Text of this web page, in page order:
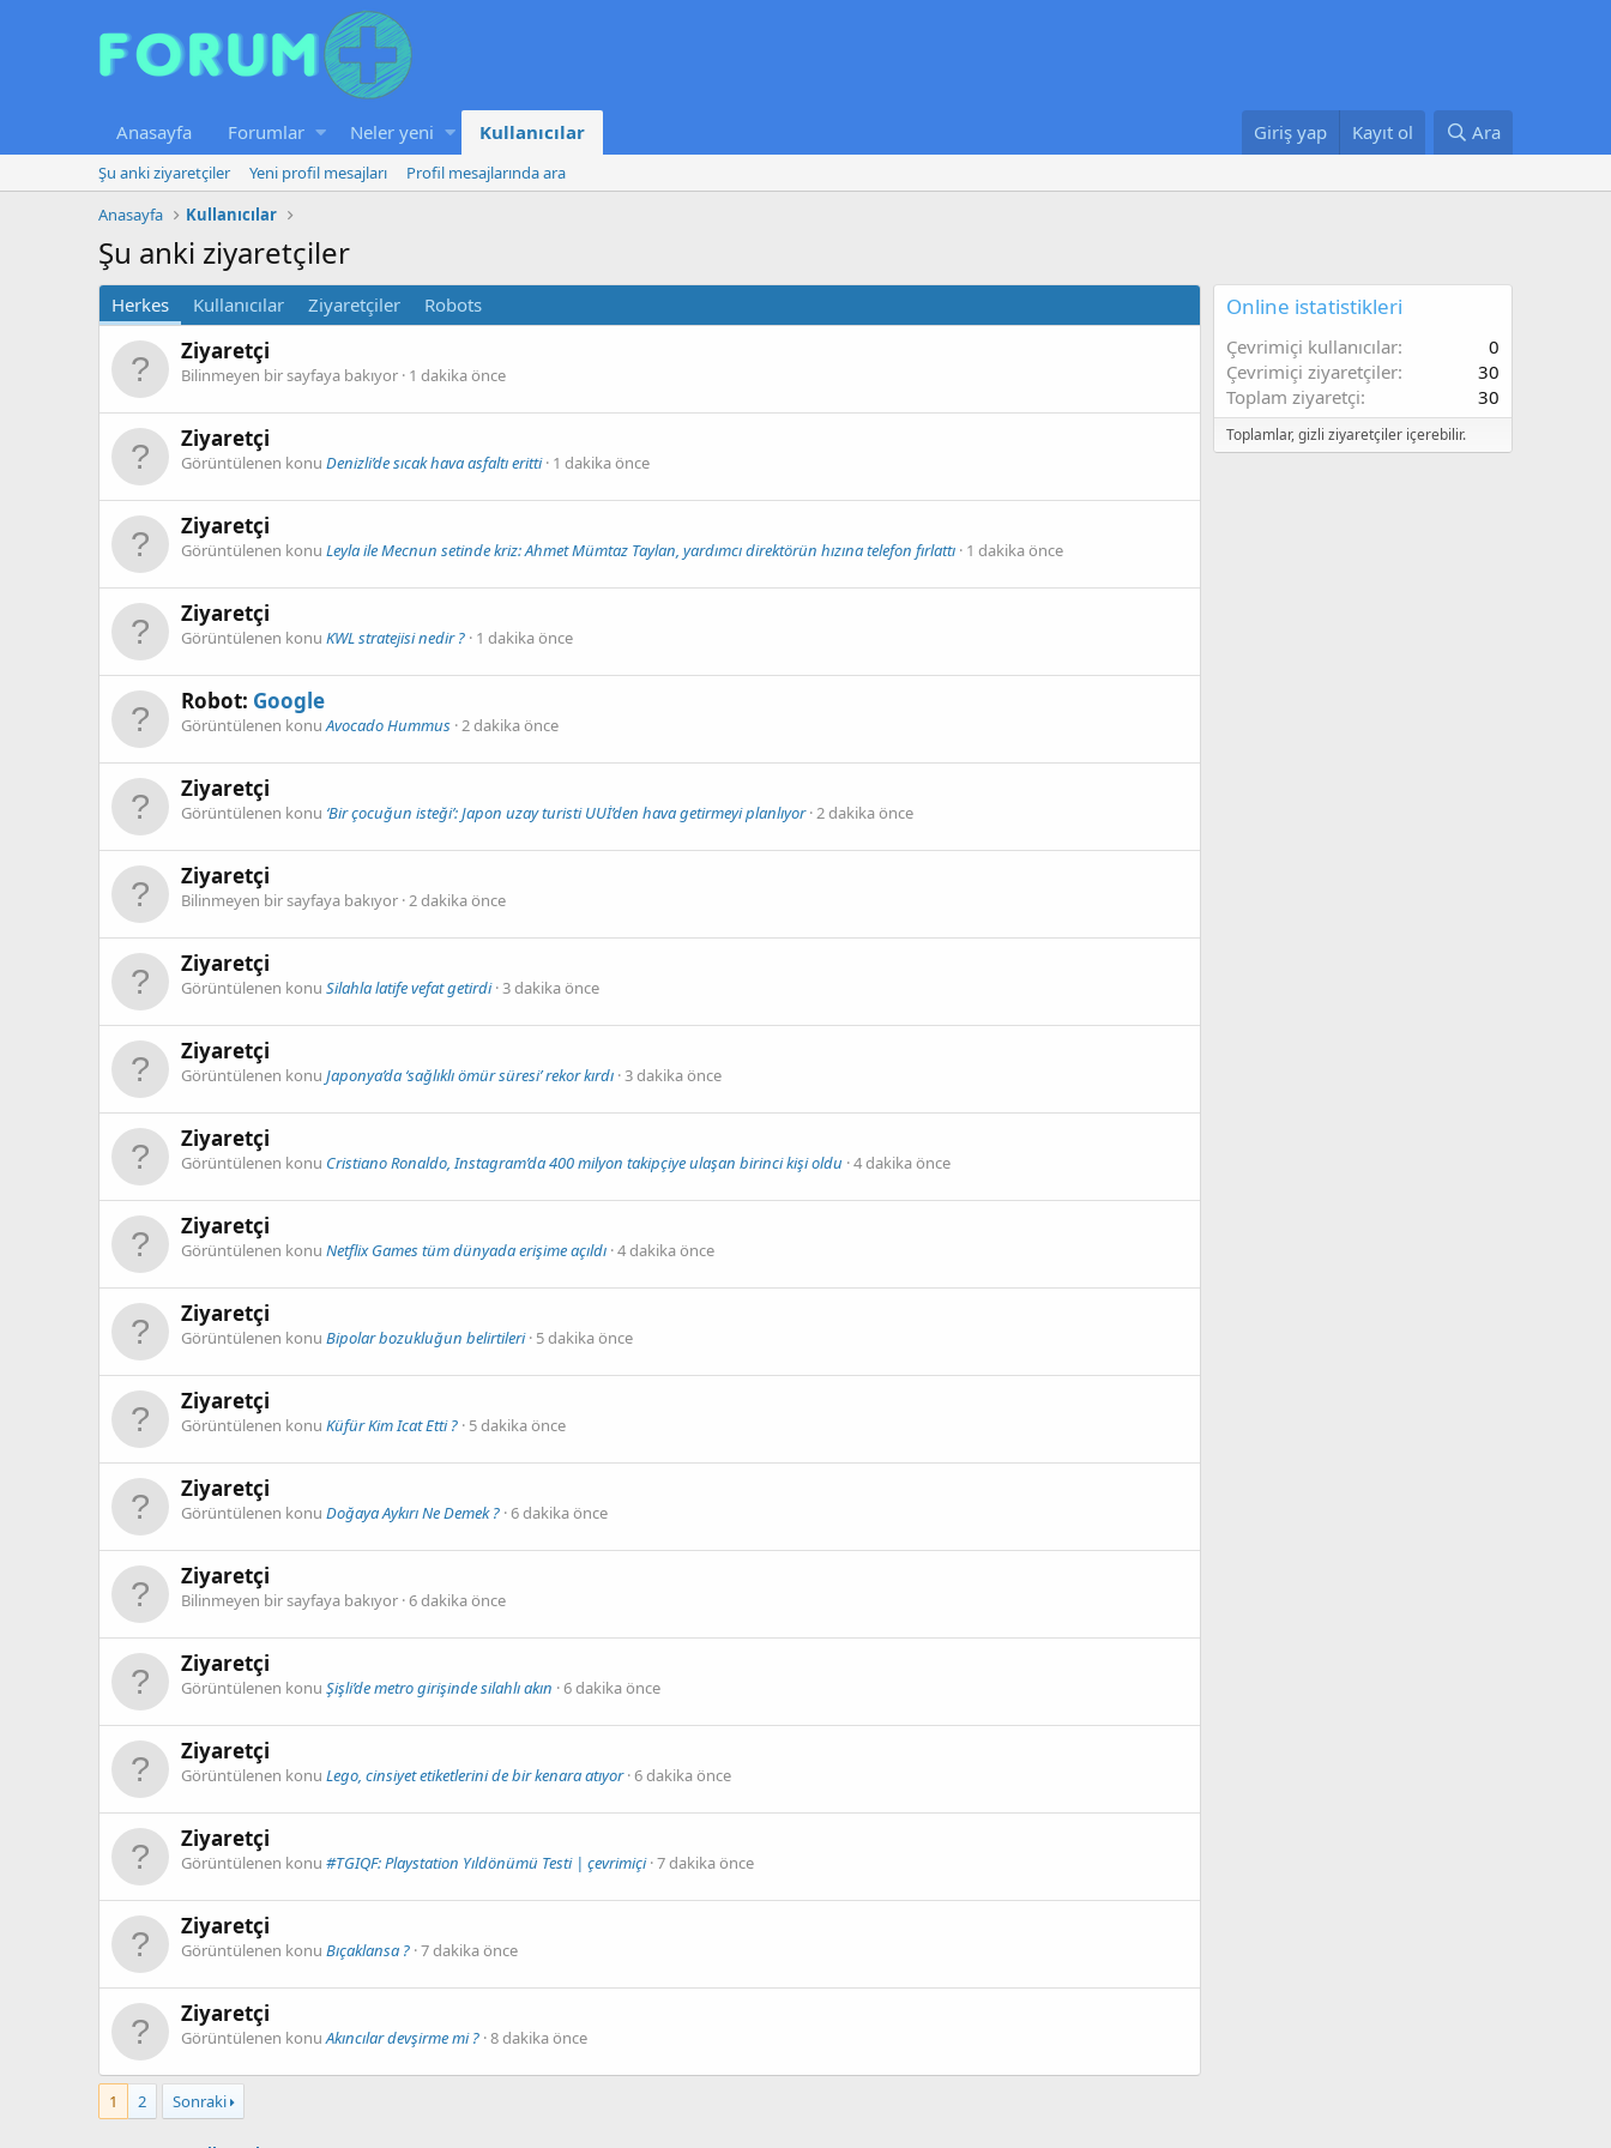
Anasayfa Forumlar Neler yeni Kullanıcılar Giriş yap Kayıt ol Ara
Şu anki ziyaretçiler Yeni profil mesajları
Profil mesajlarında ara
Anasayfa
Kullanıcılar
Şu anki ziyaretçiler
Herkes Kullanıcılar Ziyaretçiler Robots
Ziyaretçi
Bilinmeyen bir sayfaya bakıyor 1 dakika önce
Ziyaretçi
Görüntülenen konu Denizli’de sıcak hava asfaltı eritti 1 dakika önce
Ziyaretçi
Görüntülenen konu Leyla ile Mecnun setinde kriz: Ahmet Mümtaz Taylan, yardımcı direktörün hızına telefon fırlattı 1 dakika önce
Ziyaretçi
Görüntülenen konu KWL stratejisi nedir ? 1 dakika önce
Robot: Google
Görüntülenen konuAvocado Hummus 2 dakika önce
Ziyaretçi
Görüntülenen konu ‘Bir çocuğun isteği’: Japon uzay turisti UUİ’den hava getirmeyi planlıyor 2 dakika önce
Ziyaretçi
Bilinmeyen bir sayfaya bakıyor 2 dakika önce
Ziyaretçi
Görüntülenen konu Silahla latife vefat getirdi 3 dakika önce
Ziyaretçi
Görüntülenen konu Japonya’da ‘sağlıklı ömür süresi’ rekor kırdı 3 dakika önce
Ziyaretçi
Görüntülenen konu Cristiano Ronaldo, Instagram’da 400 milyon takipçiye ulaşan birinci kişi oldu 4 dakika önce
Ziyaretçi
Görüntülenen konu Netflix Games tüm dünyada erişime açıldı 4 dakika önce
Ziyaretçi
Görüntülenen konu Bipolar bozukluğun belirtileri 5 dakika önce
Ziyaretçi
Görüntülenen konu Küfür Kim Icat Etti ? 5 dakika önce
Ziyaretçi
Görüntülenen konu Doğaya Aykırı Ne Demek ? 6 dakika önce
Ziyaretçi
Bilinmeyen bir sayfaya bakıyor 6 dakika önce
Ziyaretçi
Görüntülenen konu Şişli’de metro girişinde silahlı akın 6 dakika önce
Ziyaretçi
Görüntülenen konu Lego, cinsiyet etiketlerini de bir kenara atıyor 6 dakika önce
Ziyaretçi
Görüntülenen konu #TGIQF: Playstation Yıldönümü Testi | çevrimiçi 7 dakika önce
Ziyaretçi
Görüntülenen konu Bıçaklansa ? 7 dakika önce
Ziyaretçi
Görüntülenen konuAkıncılar devşirme mi ? 8 dakika önce
1 2 Sonraki
Online istatistikleri
Çevrimiçi kullanıcılar
0
Çevrimiçi ziyaretçiler
30
Toplam ziyaretçi
30
Toplamlar, gizli ziyaretçiler içerebilir.